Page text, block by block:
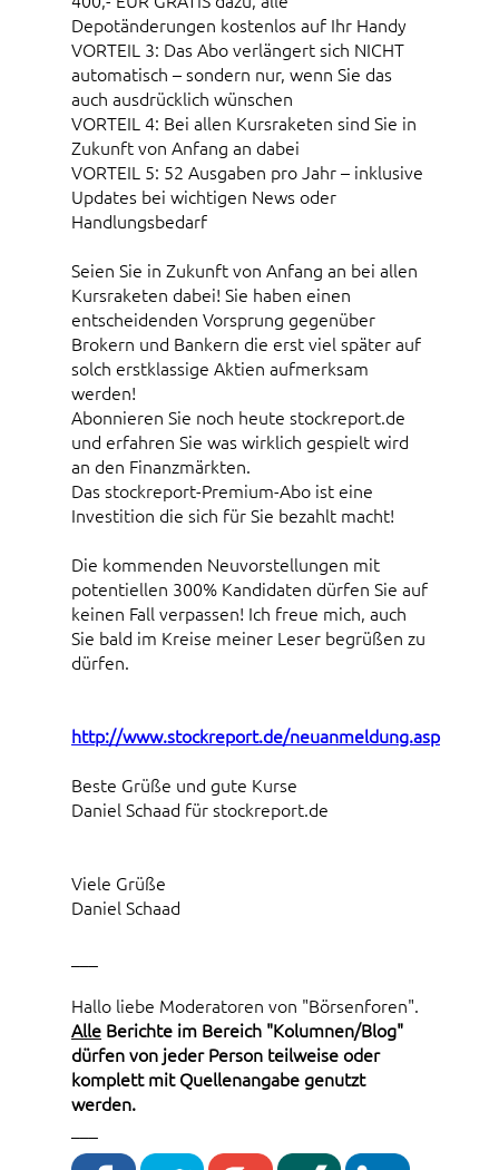
Depotänderungen kostenlos auf Ihr Handy
VORTEIL 3: Das Abo verlängert sich NICHT
automatisch – sondern nur, wenn Sie das
auch ausdrücklich wünschen
VORTEIL 4: Bei allen Kursraketen sind Sie in
Zukunft von Anfang an dabei
VORTEIL 5: 52 Ausgaben pro Jahr – inklusive
Updates bei wichtigen News oder
Handlungsbedarf
Seien Sie in Zukunft von Anfang an bei allen
Kursraketen dabei! Sie haben einen
entscheidenden Vorsprung gegenüber
Brokern und Bankern die erst viel später auf
solch erstklassige Aktien aufmerksam
werden!
Abonnieren Sie noch heute stockreport.de
und erfahren Sie was wirklich gespielt wird
an den Finanzmärkten.
Das stockreport-Premium-Abo ist eine
Investition die sich für Sie bezahlt macht!
Die kommenden Neuvorstellungen mit
potentiellen 300% Kandidaten dürfen Sie auf
keinen Fall verpassen! Ich freue mich, auch
Sie bald im Kreise meiner Leser begrüßen zu
dürfen.
http://www.stockreport.de/neuanmeldung.asp
Beste Grüße und gute Kurse
Daniel Schaad für stockreport.de
Viele Grüße
Daniel Schaad
Hallo liebe Moderatoren von "Börsenforen".
Alle Berichte im Bereich "Kolumnen/Blog"
dürfen von jeder Person teilweise oder
komplett mit Quellenangabe genutzt
werden.